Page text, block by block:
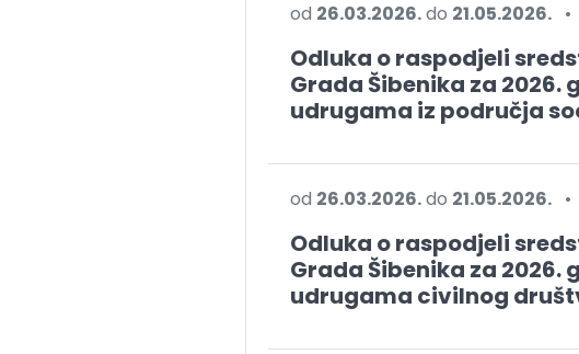
od 26.03.2026.do 21.05.2026. •
Odluka o raspodjeli
Grada Šibenika za 2026.
udrugama iz područja
od 26.03.2026.do 21.05.2026. •
Odluka o raspodjeli
Grada Šibenika za 2026.
udrugama civilnog